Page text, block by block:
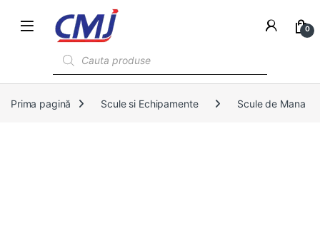
0
Prima pagină Scule si Echipamente Scule de Mana